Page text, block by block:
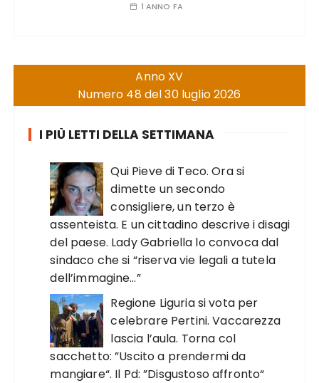
1 ANNO FA
Anno XV
Numero 48 del 30 luglio 2026
I PIÙ LETTI DELLA SETTIMANA
Qui Pieve di Teco. Ora si
dimette un secondo
consigliere, un terzo è
assenteista. E un cittadino descrive i disagi
del paese. Lady Gabriella lo convoca dal
sindaco che si “riserva vie legali a tutela
dell’immagine…”
Regione Liguria si vota per
celebrare Pertini. Vaccarezza
lascia l’aula. Torna col
sacchetto: ”Uscito a prendermi da
mangiare“. Il Pd: ”Disgustoso affronto“